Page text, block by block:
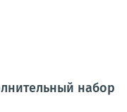
набор